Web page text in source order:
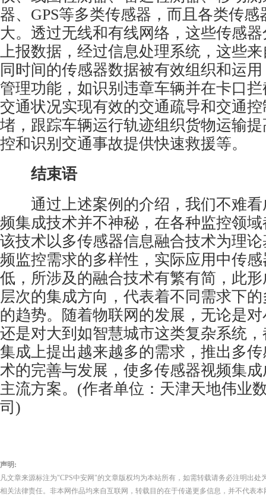
器、GPS等多类传感器，而且各类传感
大。透过无线和有线网络，这些传感
上报数据，经过信息处理系统，这些
同时间的传感器数据被有效组织和运
管理功能，如识别违章车辆并在卡口
交通状况实现有效的交通疏导和交通
堵，跟踪车辆运行轨迹组织货物运输
控和识别交通事故提供快速救援等。
结束语
通过上述案例的介绍，我们不难看
频集成技术并不神秘，在各种监控领
该技术以多传感器信息融合技术为理
频监控需求的多样性，实际应用中传
低，所涉及的融合技术有繁有简，此
层次的集成方向，代表着不同需求下
的趋势。随着物联网的发展，无论是
还是对大到如智慧城市这类复杂系统
集成上提出越来越多的需求，推出多
术的完善与发展，使多传感器视频集
主流方案。(作者单位：天津天地伟业
司)
声明:
凡文章来源标注为"CPS中安网"的文章版权均为本站所有，如需转载请务必注明出处
相关法律责任。非本网作品均来自互联网，转载目的在于传递更多信息，并不代表